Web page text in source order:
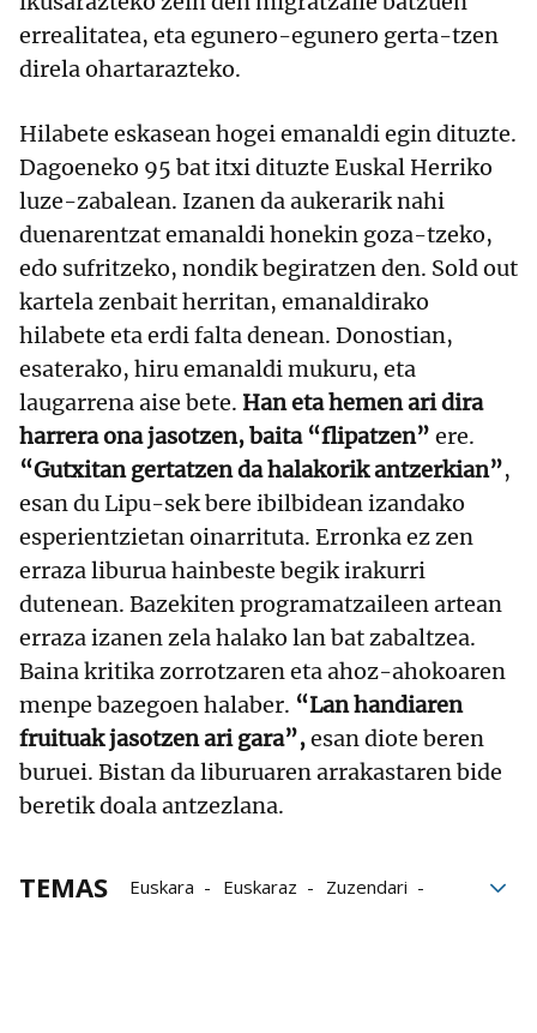
errealitatea, eta egunero-egunero gerta-tzen
direla ohartarazteko.
Hilabete eskasean hogei emanaldi egin dituzte.
Dagoeneko 95 bat itxi dituzte Euskal Herriko
luze-zabalean. Izanen da aukerarik nahi
duenarentzat emanaldi honekin goza-tzeko,
edo sufritzeko, nondik begiratzen den. Sold out
kartela zenbait herritan, emanaldirako
hilabete eta erdi falta denean. Donostian,
esaterako, hiru emanaldi mukuru, eta
laugarrena aise bete. Han eta hemen ari dira
harrera ona jasotzen, baita “flipatzen” ere.
“Gutxitan gertatzen da halakorik antzerkian”,
esan du Lipu-sek bere ibilbidean izandako
esperientzietan oinarrituta. Erronka ez zen
erraza liburua hainbeste begik irakurri
dutenean. Bazekiten programatzaileen artean
erraza izanen zela halako lan bat zabaltzea.
Baina kritika zorrotzaren eta ahoz-ahokoaren
menpe bazegoen halaber. “Lan handiaren
fruituak jasotzen ari gara”,esan diote beren
buruei. Bistan da liburuaren arrakastaren bide
beretik doala antzezlana.
TEMAS Euskara Euskaraz
Zuzendari